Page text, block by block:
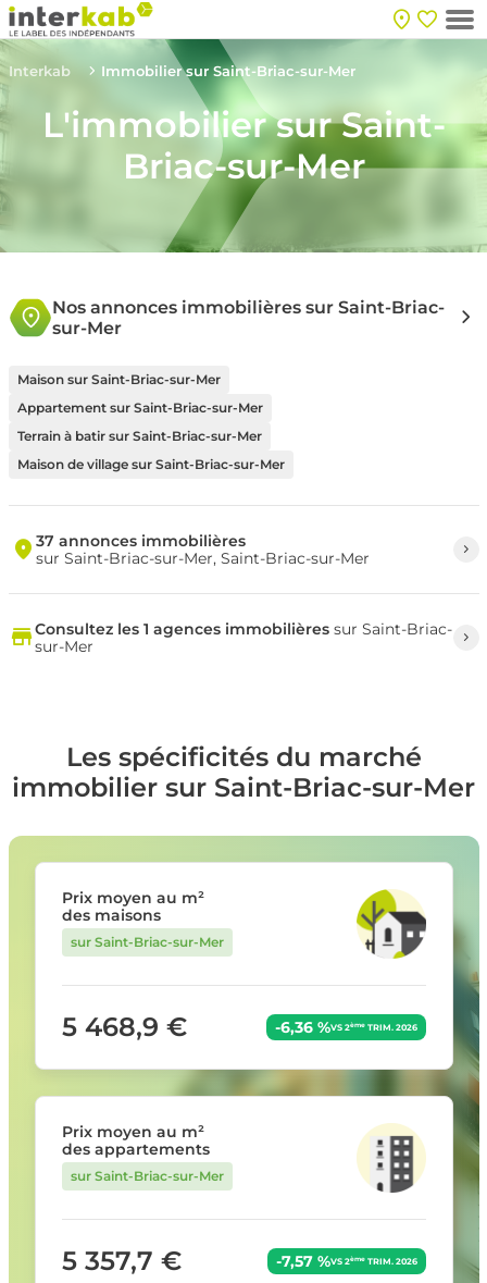
Interkab Immobilier sur Saint-Briac-sur-Mer
L'immobilier sur Saint-
Briac-sur-Mer
Nos annonces immobilières sur Saint-Briac-
sur-Mer
Maison sur Saint-Briac-sur-Mer
Appartement sur Saint-Briac-sur-Mer
Terrain à batir sur Saint-Briac-sur-Mer
Maison de village sur Saint-Briac-sur-Mer
37 annonces immobilières
sur Saint-Briac-sur-Mer, Saint-Briac-sur-Mer
Consultez les 1 agences immobilièressur Saint-Briac-
sur-Mer
Les spécificités du marché
immobilier sur Saint-Briac-sur-Mer
Prix moyen au m²
des maisons
sur Saint-Briac-sur-Mer
5 468,9 € -6,36 %VS 2èmeTRIM. 2026
Prix moyen au m²
des appartements
sur Saint-Briac-sur-Mer
5 357,7 € -7,57 %VS 2èmeTRIM. 2026